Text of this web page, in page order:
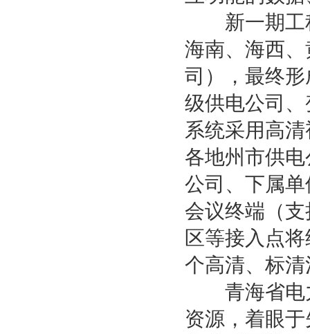
新一期工程
海南、海西
司），最终
级供电公司
系统采用高
各地州市供
公司、下属
会议终端（
区等接入点
个高清、标
青海省电力
资源，着眼